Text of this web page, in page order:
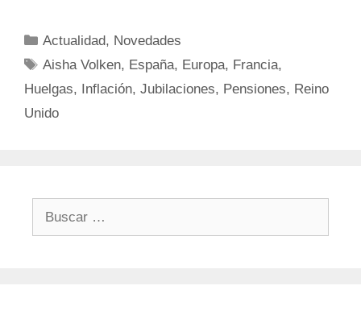
Categorías
Actualidad, Novedades
Etiquetas
Aisha Volken, España, Europa, Francia,
Huelgas, Inflación, Jubilaciones, Pensiones, Reino
Unido